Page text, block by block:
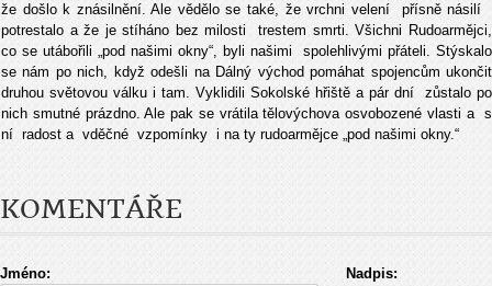
že došlo k znásilnění. Ale vědělo se také, že vrchni velení přísně násilí
potrestalo a že je stíháno bez milosti trestem smrti. Všichni Rudoarmějci,
co se utábořili „pod našimi okny“, byli našimi spolehlivými přáteli. Stýskalo
se nám po nich, když odešli na Dálný východ pomáhat spojencům ukončit
druhou světovou válku i tam. Vyklidili Sokolské hřiště a pár dní zůstalo po
nich smutné prázdno. Ale pak se vrátila tělovýchova osvobozené vlasti a s
ní radost a vděčné vzpomínky i na ty rudoarmějce „pod našimi okny.“
KOMENTÁŘE
Jméno: Nadpis: